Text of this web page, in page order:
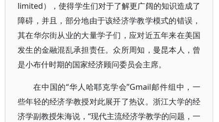
limited），使得学生们对于了解更广阔的知识造成了
障碍，并且，部分地由于该经济学教学模式的错误，
其在华尔街从业的大量学子们，应对近五年来在美国
发生的金融混乱承担责任。众所周知，曼昆本人，曾
是小布什时期的国家经济顾问委员会主席。
在中国的“华人哈耶克学会”Gmail邮件组中，一
些年轻的经济学教授对此展开了热议。浙江大学的经
济学副教授朱海说，“现代主流经济学教学的问题，一